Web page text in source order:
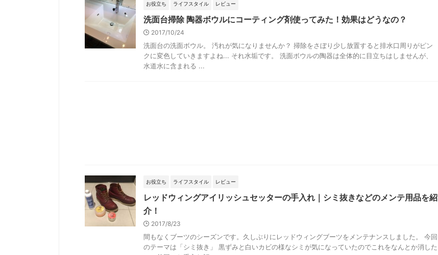
お役立ち ライフスタイル レビュー
洗面台掃除 陶器ボウルにコーティング剤使ってみた！効果はどうなの？
2017/10/24
洗面台の洗面ボウル。 汚れが気になりませんか？ 掃除をさぼり少し放置すると排水口周りがピン
クに変色していきますよね... それ水垢です。 洗面ボウルの陶器は全体的に目立ちはしませんが、
水道水に含まれる ...
お役立ち ライフスタイル レビュー
レッドウィングアイリッシュセッターの手入れ｜シミ抜きなどのメンテ用品を紹
介！
2017/8/23
間もなくブーツのシーズンです。久しぶりにレッドウィングブーツをメンテナンスしました。 今回
のテーマは「シミ抜き」 黒ずみと白いカビの様なシミが気になっていたのでこれをなんとか消した